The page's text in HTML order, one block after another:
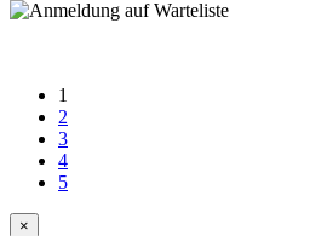
1
2
3
4
5
×